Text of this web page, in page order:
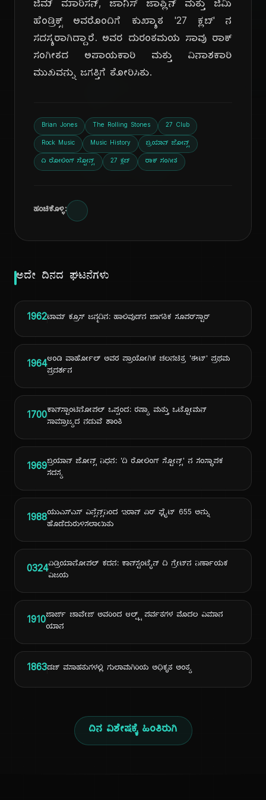
ದಿ
ಜಿಮ್ ಮಾರಿಸನ್, ಜಾನಿಸ್ ಜಾಪ್ಲಿನ್ ಮತ್ತು ಜಿಮಿ
ಹೆಂಡ್ರಿಕ್ಸ್ ಅವರೊಂದಿಗೆ ಕುಖ್ಯಾತ '27 ಕ್ಲಬ್' ನ
ಸದಸ್ಯರಾಗಿದ್ದಾರೆ. ಅವರ ದುರಂತಮಯ ಸಾವು ರಾಕ್
ಸಂಗೀತದ ಅಪಾಯಕಾರಿ ಮತ್ತು ವಿನಾಶಕಾರಿ
ಮುಖವನ್ನು ಜಗತ್ತಿಗೆ ತೋರಿಸಿತು.
Brian Jones The Rolling Stones 27 Club
Rock Music Music History ಬ್ರಿಯಾನ್ ಜೋನ್ಸ್
ದಿ ರೋಲಿಂಗ್ ಸ್ಟೋನ್ಸ್ 27 ಕ್ಲಬ್ ರಾಕ್ ಸಂಗೀತ
ಹಂಚಿಕೊಳ್ಳಿ:
ಅದೇ ದಿನದ ಘಟನೆಗಳು
1962ಟಾಮ್ ಕ್ರೂಸ್ ಜನ್ಮದಿನ: ಹಾಲಿವುಡ್‌ನ ಜಾಗತಿಕ ಸೂಪರ್‌ಸ್ಟಾರ್
1964ಆಂಡಿ ವಾರ್ಹೋಲ್ ಅವರ ಪ್ರಾಯೋಗಿಕ ಚಲನಚಿತ್ರ 'ಈಟ್' ಪ್ರಥಮ
ಪ್ರದರ್ಶನ
1700ಕಾನ್‌ಸ್ಟಾಂಟಿನೋಪಲ್ ಒಪ್ಪಂದ: ರಷ್ಯಾ ಮತ್ತು ಒಟ್ಟೋಮನ್
ಸಾಮ್ರಾಜ್ಯದ ನಡುವೆ ಶಾಂತಿ
1969ಬ್ರಿಯಾನ್ ಜೋನ್ಸ್ ನಿಧನ: 'ದಿ ರೋಲಿಂಗ್ ಸ್ಟೋನ್ಸ್' ನ ಸಂಸ್ಥಾಪಕ
ಸದಸ್ಯ
1988ಯುಎಸ್ಎಸ್ ವಿನ್ಸೆನ್ಸ್‌ನಿಂದ ಇರಾನ್ ಏರ್ ಫ್ಲೈಟ್ 655 ಅನ್ನು
ಹೊಡೆದುರುಳಿಸಲಾಯಿತು
0324ಏಡ್ರಿಯಾನೋಪಲ್ ಕದನ: ಕಾನ್‌ಸ್ಟಂಟೈನ್ ದಿ ಗ್ರೇಟ್‌ನ ನಿರ್ಣಾಯಕ
ವಿಜಯ
1910ಜಾರ್ಜ್ ಚಾವೇಜ್ ಅವರಿಂದ ಆಲ್ಪ್ಸ್ ಪರ್ವತಗಳ ಮೊದಲ ವಿಮಾನ
ಯಾನ
1863ಡಚ್ ವಸಾಹತುಗಳಲ್ಲಿ ಗುಲಾಮಗಿರಿಯ ಅಧಿಕೃತ ಅಂತ್ಯ
ದಿನ ವಿಶೇಷಕ್ಕೆ ಹಿಂತಿರುಗಿ